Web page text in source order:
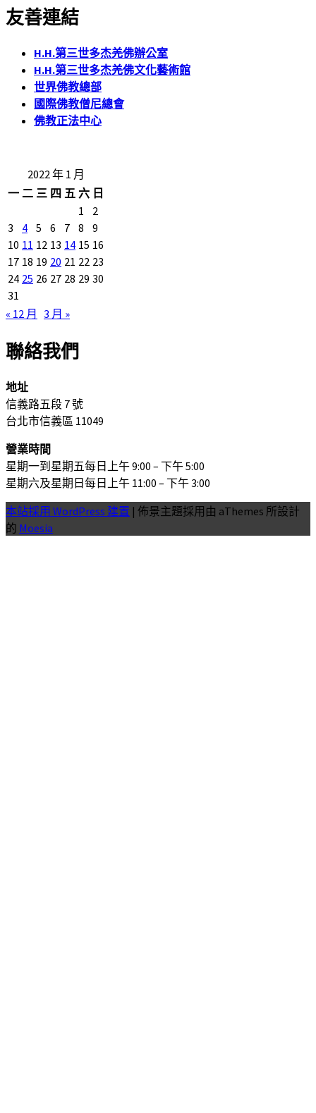
友善連結
H.H.第三世多杰羌佛辦公室
H.H.第三世多杰羌佛文化藝術館
世界佛教總部
國際佛教僧尼總會
佛教正法中心
2022 年 1 月
一 二 三 四 五 六 日
1
2
3
4 5 6 7 8
9
10 11 12 13 14 15 16
17 18 19 20 21 22 23
24 25 26 27 28 29 30
31
« 12 月
3 月 »
聯絡我們
地址
信義路五段 7 號
台北市信義區 11049
營業時間
星期一到星期五每日上午 9:00 – 下午 5:00
星期六及星期日每日上午 11:00 – 下午 3:00
本站採用 WordPress 建置 | 佈景主題採用由 aThemes 所設計
的 Moesia